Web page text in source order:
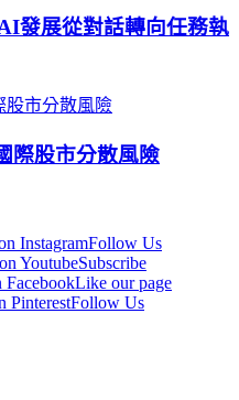
發展從對話轉向任務執
際股市分散風險
InstagramFollow Us
YoutubeSubscribe
FacebookLike our page
PinterestFollow Us